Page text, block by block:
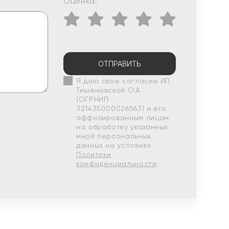
ОТПРАВИТЬ
Я даю свое согласие ИП
Тишеновской О.А.
(ОГРНИП
321435000026563) и его
аффилированным лицам
на обработку указанных
мной персональных
данных на условиях
Политики
конфиденциальности